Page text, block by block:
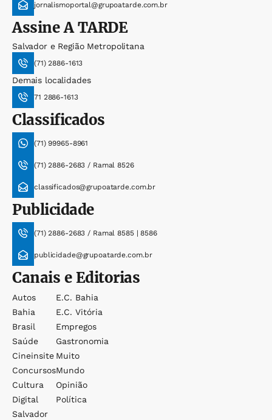
jornalismoportal@grupoatarde.com.br
AssineA TARDE
Salvador e Região Metropolitana
(71) 2886-1613
Demais localidades
71 2886-1613
Classificados
(71) 99965-8961
(71) 2886-2683 / Ramal 8526
classificados@grupoatarde.com.br
Publicidade
(71) 2886-2683 / Ramal 8585 | 8586
publicidade@grupoatarde.com.br
Canais e Editorias
Autos
Bahia
Brasil
Saúde
Cineinsite
Concursos
Cultura
Digital
Salvador
E.c. Bahia
E.c. Vitória
Empregos
Gastronomia
Muito
Mundo
Opinião
Política